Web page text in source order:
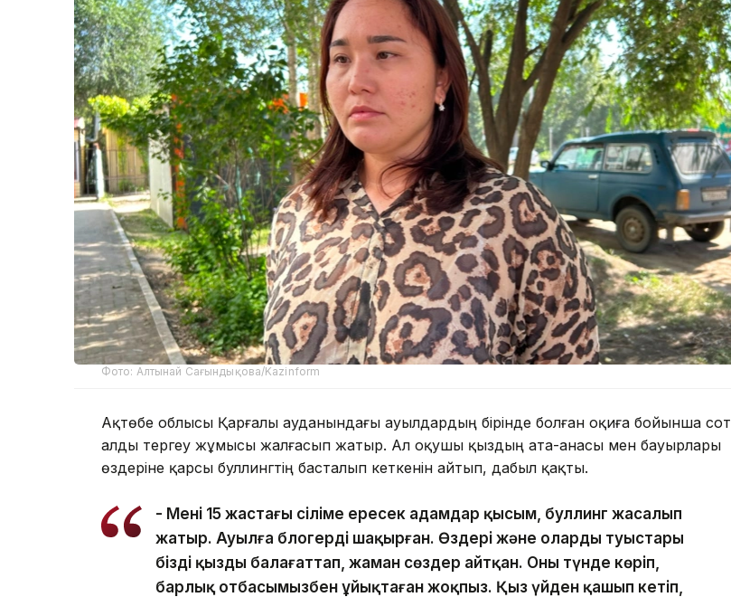
Фото: Алтынай Сағындықова/Kazinform
Ақтөбе облысы Қарғалы ауданындағы ауылдардың бірінде болған оқиға бойынша сот
алды тергеу жұмысы жалғасып жатыр. Ал оқушы қыздың ата-анасы мен бауырлары
өздеріне қарсы буллингтің басталып кеткенін айтып, дабыл қақты.
- Менің 15 жастағы сіңліме ересек адамдар қысым, буллинг жасалып
жатыр. Ауылға блогерді шақырған. Өздері және олардың туыстары
біздің қызды балағаттап, жаман сөздер айтқан. Оны түнде көріп,
барлық отбасымызбен ұйықтаған жоқпыз. Қыз үйден қашып кетіп,